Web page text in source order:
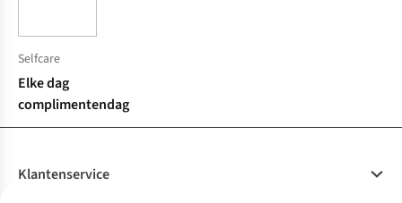
Selfcare
Elke dag
complimentendag
Klantenservice